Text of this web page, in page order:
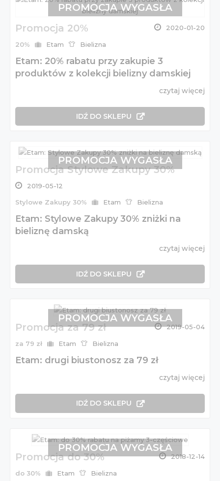
Promocja 20% 2020-01-20
20% Etam Bielizna
Etam: 20% rabatu przy zakupie 3
produktów z kolekcji bielizny damskiej
czytaj więcej
IDŹ DO SKLEPU
PROMOCJA WYGASŁA
Promocja Stylowe Zakupy 30%
2019-05-12
Stylowe Zakupy 30% Etam Bielizna
Etam: Stylowe Zakupy 30% zniżki na
bieliznę damską
czytaj więcej
IDŹ DO SKLEPU
PROMOCJA WYGASŁA
Promocja za 79 zł 2019-05-04
za 79 zł Etam Bielizna
Etam: drugi biustonosz za 79 zł
czytaj więcej
IDŹ DO SKLEPU
PROMOCJA WYGASŁA
Promocja do 30% 2018-12-14
do 30% Etam Bielizna
PROMOCJA WYGASŁA